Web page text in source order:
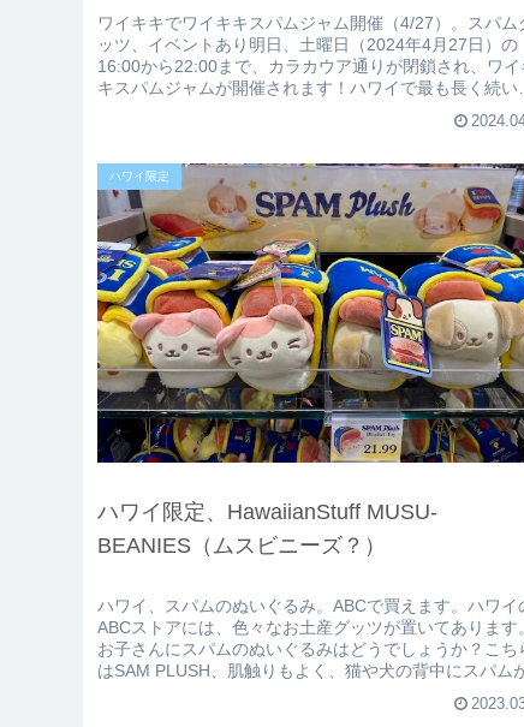
ワイキキでワイキキスパムジャム開催（4/27）。スパム
ッツ、イベントあり明日、土曜日（2024年4月27日）の
16:00から22:00まで、カラカウア通りが閉鎖され、ワイ
キスパムジャムが開催されます！ハワイで最も長く続い
ハワイ限定
ハワイ限定、HawaiianStuff MUSU-
BEANIES（ムスビニーズ？）
ハワイ、スパムのぬいぐるみ。ABCで買えます。ハワイ
ABCストアには、色々なお土産グッツが置いてあります
お子さんにスパムのぬいぐるみはどうでしょうか？こち
はSAM PLUSH、肌触りもよく、猫や犬の背中にスパム